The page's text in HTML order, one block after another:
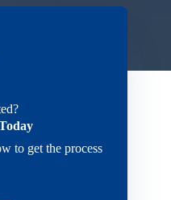
to get the process